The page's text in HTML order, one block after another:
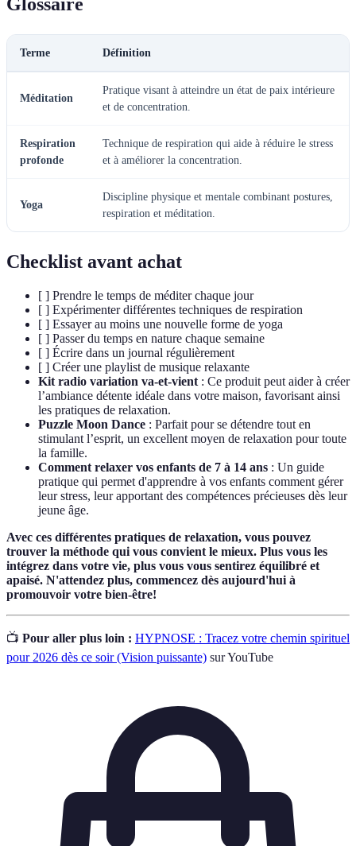
Terme Définition
Méditation
Pratique visant à atteindre un état de paix intérieure
et de concentration.
Respiration
profonde
Technique de respiration qui aide à réduire le stress
et à améliorer la concentration.
Yoga
Discipline physique et mentale combinant postures,
respiration et méditation.
Checklist avant achat
[ ] Prendre le temps de méditer chaque jour
[ ] Expérimenter différentes techniques de respiration
[ ] Essayer au moins une nouvelle forme de yoga
[ ] Passer du temps en nature chaque semaine
[ ] Écrire dans un journal régulièrement
[ ] Créer une playlist de musique relaxante
Kit radio variation va-et-vient : Ce produit peut aider à créer
l’ambiance détente idéale dans votre maison, favorisant ainsi
les pratiques de relaxation.
Puzzle Moon Dance : Parfait pour se détendre tout en
stimulant l’esprit, un excellent moyen de relaxation pour toute
la famille.
Comment relaxer vos enfants de 7 à 14 ans : Un guide
pratique qui permet d'apprendre à vos enfants comment gérer
leur stress, leur apportant des compétences précieuses dès leur
jeune âge.
Avec ces différentes pratiques de relaxation, vous pouvez
trouver la méthode qui vous convient le mieux. Plus vous les
intégrez dans votre vie, plus vous vous sentirez équilibré et
apaisé. N'attendez plus, commencez dès aujourd'hui à
promouvoir votre bien-être!
📺 Pour aller plus loin : HYPNOSE : Tracez votre chemin spirituel
pour 2026 dès ce soir (Vision puissante) sur YouTube